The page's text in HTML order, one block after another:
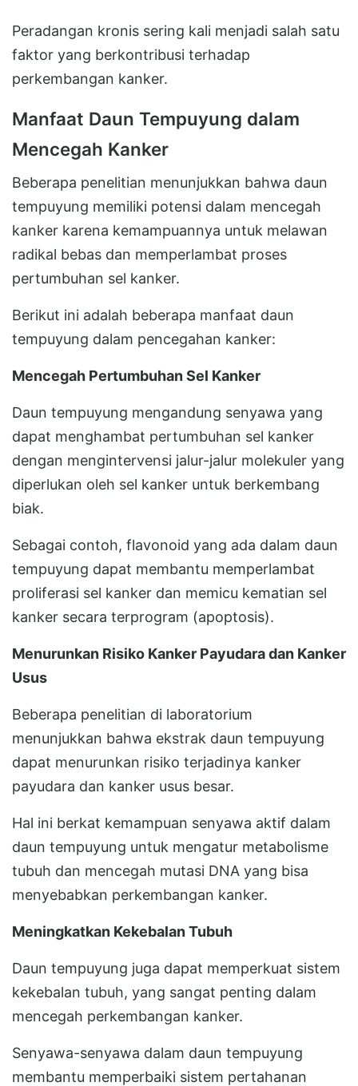
Peradangan kronis sering kali menjadi salah satu
faktor yang berkontribusi terhadap
perkembangan kanker.
Manfaat Daun Tempuyung dalam
Mencegah Kanker
Beberapa penelitian menunjukkan bahwa daun
tempuyung memiliki potensi dalam mencegah
kanker karena kemampuannya untuk melawan
radikal bebas dan memperlambat proses
pertumbuhan sel kanker.
Berikut ini adalah beberapa manfaat daun
tempuyung dalam pencegahan kanker:
Mencegah Pertumbuhan Sel Kanker
Daun tempuyung mengandung senyawa yang
dapat menghambat pertumbuhan sel kanker
dengan mengintervensi jalur-jalur molekuler yang
diperlukan oleh sel kanker untuk berkembang
biak.
Sebagai contoh, flavonoid yang ada dalam daun
tempuyung dapat membantu memperlambat
proliferasi sel kanker dan memicu kematian sel
kanker secara terprogram (apoptosis).
Menurunkan Risiko Kanker Payudara dan Kanker
Usus
Beberapa penelitian di laboratorium
menunjukkan bahwa ekstrak daun tempuyung
dapat menurunkan risiko terjadinya kanker
payudara dan kanker usus besar.
Hal ini berkat kemampuan senyawa aktif dalam
daun tempuyung untuk mengatur metabolisme
tubuh dan mencegah mutasi DNA yang bisa
menyebabkan perkembangan kanker.
Meningkatkan Kekebalan Tubuh
Daun tempuyung juga dapat memperkuat sistem
kekebalan tubuh, yang sangat penting dalam
mencegah perkembangan kanker.
Senyawa-senyawa dalam daun tempuyung
membantu memperbaiki sistem pertahanan